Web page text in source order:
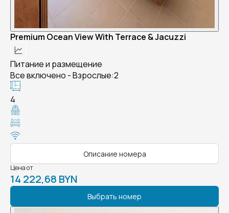
Premium Ocean View With Terrace & Jacuzzi
Питание и размещение
Все включено - Взрослые:2
4
Описание номера
Цена от
14 222,68 BYN
Выбрать номер